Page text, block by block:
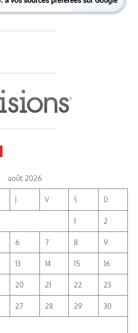
août 2026
J V S D
1 2
6 7 8 9
13 14 15 16
20 21 22 23
27 28 29 30